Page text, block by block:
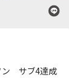
ン サブ4達成